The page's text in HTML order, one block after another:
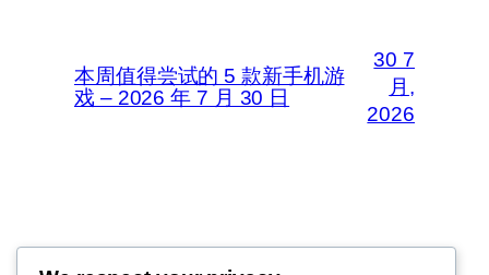
本周值得尝试的 5 款新手机游
戏 – 2026 年 7 月 30 日
30 7
月,
2026
Thunder Feeds